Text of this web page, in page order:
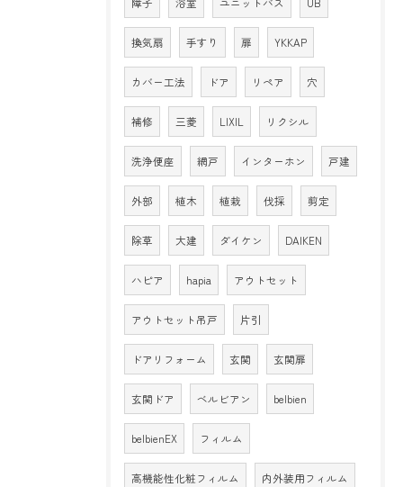
換気扇 手すり 扉 YKKAP
カバー工法 ドア リペア 穴
補修 三菱 LIXIL リクシル
洗浄便座 網戸 インターホン 戸建
外部 植木 植栽 伐採 剪定
除草 大建 ダイケン DAIKEN
ハピア hapia アウトセット
アウトセット吊戸 片引
ドアリフォーム 玄関 玄関扉
玄関ドア ベルビアン belbien
belbienEX フィルム
高機能性化粧フィルム 内外装用フィルム